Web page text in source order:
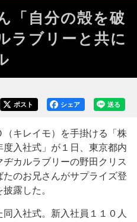
「自分の殻を破
ブリーと共に
送る
シェア
ポスト
キレイモ）を手掛ける「株
入社式」が１日、東京都内
カルラブリーの野田クリス
のお兄さんがサプライズ登
露した。
入社式。新入社員１１０人